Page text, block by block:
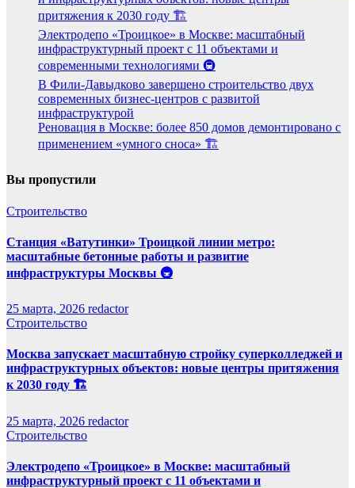
притяжения к 2030 году 🏗️
Электродепо «Троицкое» в Москве: масштабный
инфраструктурный проект с 11 объектами и
современными технологиями 🚇
В Фили-Давыдково завершено строительство двух
современных бизнес-центров с развитой
инфраструктурой
Реновация в Москве: более 850 домов демонтировано с
применением «умного сноса» 🏗️
Вы пропустили
Строительство
Станция «Ватутинки» Троицкой линии метро:
масштабные бетонные работы и развитие
инфраструктуры Москвы 🚇
25 марта, 2026 redactor
Строительство
Москва запускает масштабную стройку суперколледжей и
инфраструктурных объектов: новые центры притяжения
к 2030 году 🏗️
25 марта, 2026 redactor
Строительство
Электродепо «Троицкое» в Москве: масштабный
инфраструктурный проект с 11 объектами и